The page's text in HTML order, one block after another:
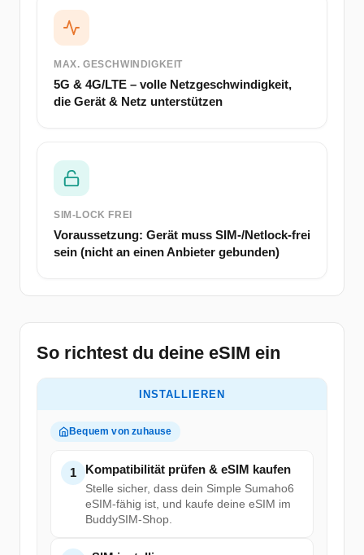
MAX. GESCHWINDIGKEIT
5G & 4G/LTE – volle Netzgeschwindigkeit,
die Gerät & Netz unterstützen
SIM-LOCK FREI
Voraussetzung: Gerät muss SIM-/Netlock-frei
sein (nicht an einen Anbieter gebunden)
So richtest du deine eSIM ein
INSTALLIEREN
Bequem von zuhause
1 Kompatibilität prüfen & eSIM kaufen
Stelle sicher, dass dein Simple Sumaho6
eSIM-fähig ist, und kaufe deine eSIM im
BuddySIM-Shop.